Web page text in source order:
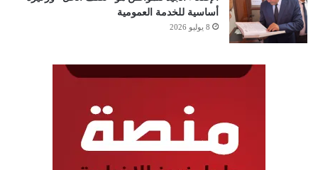
أساسية للخدمة العمومية
8 يوليو 2026